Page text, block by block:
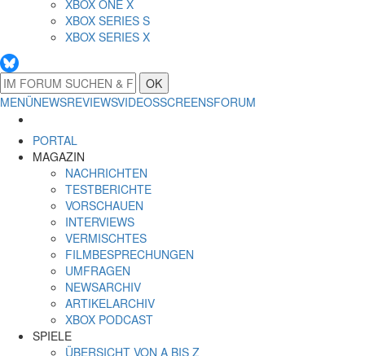
XBOX ONE X
XBOX SERIES S
XBOX SERIES X
OK
MENÜNEWSREVIEWSVIDEOSSCREENSFORUM
PORTAL
MAGAZIN
NACHRICHTEN
TESTBERICHTE
VORSCHAUEN
INTERVIEWS
VERMISCHTES
FILMBESPRECHUNGEN
UMFRAGEN
NEWSARCHIV
ARTIKELARCHIV
XBOX PODCAST
SPIELE
ÜBERSICHT VON A BIS Z